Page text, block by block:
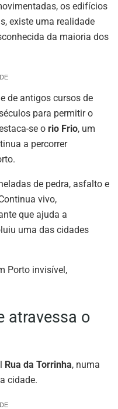
os edifícios
existe uma realidade
da maioria dos
de antigos cursos de
para permitir o
se o rio Frio, um
a percorrer
de pedra, asfalto e
vivo,
que ajuda a
uma das cidades
Porto invisível,
atravessa o
Rua da Torrinha, numa
cidade.